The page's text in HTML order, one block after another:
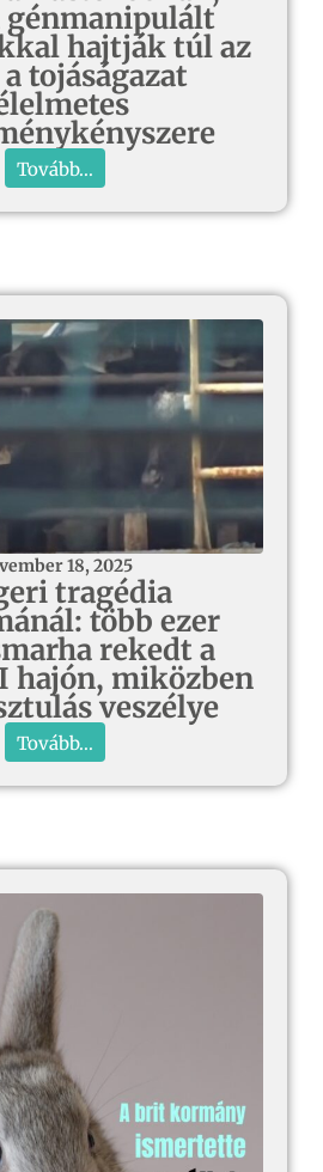
génmanipulált
hajtják túl az
tojáságazat
Tovább...
18, 2025
tragédia
több ezer
rekedt a
hajón, miközben
veszélye
Tovább...